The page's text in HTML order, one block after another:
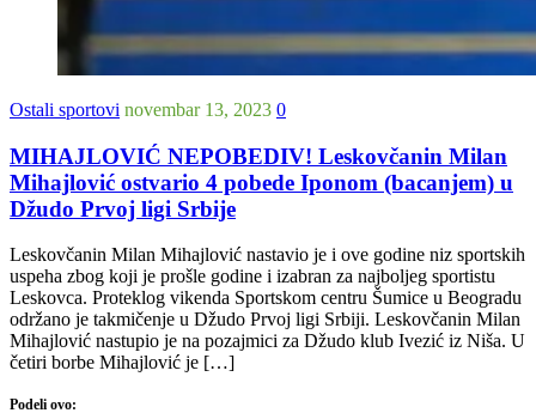
Ostali sportovi novembar 13, 2023 0
MIHAJLOVIĆ NEPOBEDIV! Leskovčanin Milan
Mihajlović ostvario 4 pobede Iponom (bacanjem) u
Džudo Prvoj ligi Srbije
Leskovčanin Milan Mihajlović nastavio je i ove godine niz sportskih
uspeha zbog koji je prošle godine i izabran za najboljeg sportistu
Leskovca. Proteklog vikenda Sportskom centru Šumice u Beogradu
održano je takmičenje u Džudo Prvoj ligi Srbiji. Leskovčanin Milan
Mihajlović nastupio je na pozajmici za Džudo klub Ivezić iz Niša. U
četiri borbe Mihajlović je […]
Podeli ovo: